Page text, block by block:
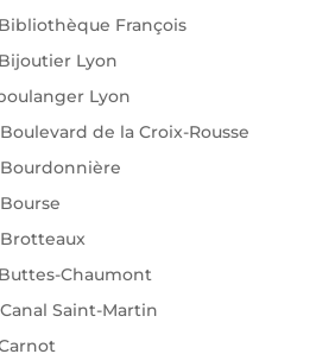
François
Lyon
Lyon
de la Croix-Rousse
Chaumont
Saint-Martin